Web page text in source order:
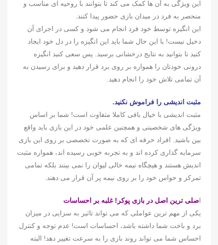
این ویژگی به آن ها کمک می کند تا بتوانند با روحیه ای مناسب و
منحصر به فرد در میدان بازی حضور پیدا کنند.
این انگیزه توسط خود فرد انجام می شود و کسی در اجرای آن
دخیل نیست! با این حال شما باید این انگیزه را در دل خود ایجاد
کنید تا بتوانید به نتایج درخشانی برسید. پس سعی کنید انگیزه
درونی خودتان را همواره بر روی برد قرار دهید و برای رسیدن به
آن تمامی تلاش خود را انجام دهید.
مثبت اندیشی را فراموش نکنید.
مثبت اندیشی با خیال بافی کاملا متفاوت است! شما بر اساس
ویژگی های شخصیتی و همچنین علمی خود در این بازی باید واقع
بین باشید. افراد حرفه ای که به صورت تخصصی بر روی این بازی
سرمایه گذاری کرده اند و به تجربه خوبی رسیده اند، همواره مثبت
اندیش هستند و هیچگاه نیمه خالی لیوان را نمی بینند بلکه تمامی
تمرکز و حواس خود را بر روی نیمه پر آن قرار می دهند.
اصلی ترین اصل در بازی پوکر! غلبه بر احساسات
یکی از مهم ترین عواملی که می تواند تاثیر به سزایی در میزان
برد و باخت شما داشته باشد، احساسات است! عدم توجه و کنترل
احساس شما می تواند روند بازی را به سرعت تغییر دهد! البته